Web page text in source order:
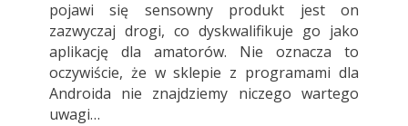
pojawi się sensowny produkt jest on
zazwyczaj drogi, co dyskwalifikuje go jako
aplikację dla amatorów. Nie oznacza to
oczywiście, że w sklepie z programami dla
Androida nie znajdziemy niczego wartego
uwagi…